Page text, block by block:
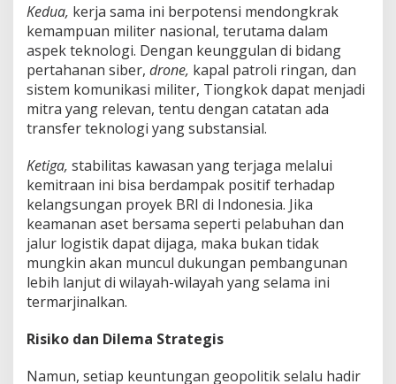
Kedua, kerja sama ini berpotensi mendongkrak
kemampuan militer nasional, terutama dalam
aspek teknologi. Dengan keunggulan di bidang
pertahanan siber, drone, kapal patroli ringan, dan
sistem komunikasi militer, Tiongkok dapat menjadi
mitra yang relevan, tentu dengan catatan ada
transfer teknologi yang substansial.
Ketiga, stabilitas kawasan yang terjaga melalui
kemitraan ini bisa berdampak positif terhadap
kelangsungan proyek BRI di Indonesia. Jika
keamanan aset bersama seperti pelabuhan dan
jalur logistik dapat dijaga, maka bukan tidak
mungkin akan muncul dukungan pembangunan
lebih lanjut di wilayah-wilayah yang selama ini
termarjinalkan.
Risiko dan Dilema Strategis
Namun, setiap keuntungan geopolitik selalu hadir